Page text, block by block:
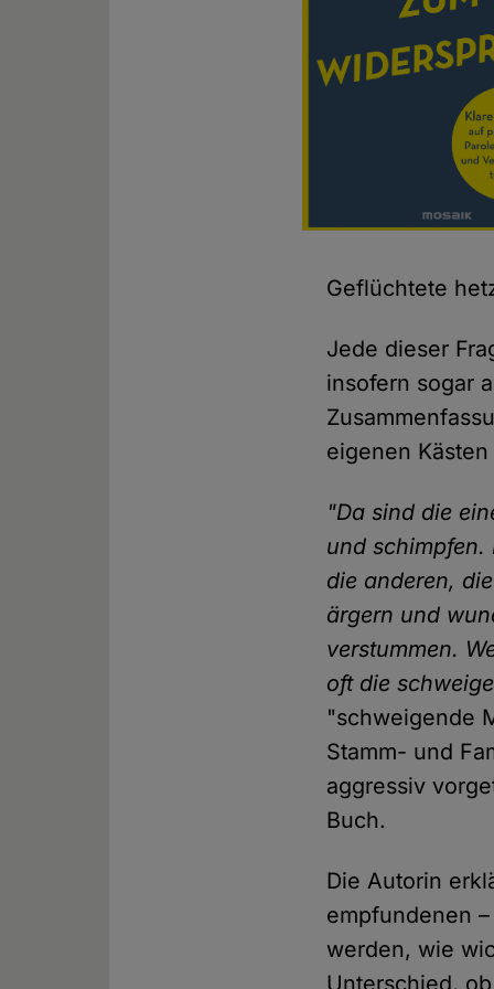
Geflüchtete
Jede dieser
insofern sogar
eigenen
"Da sind die
und
die anderen,
ärgern und
verstummen.
oft die
"schweigende
Stamm- und
aggressiv
Buch.
Die Autorin
empfundenen
werden, wie